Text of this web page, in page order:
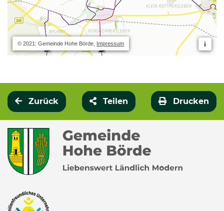
Zurück Teilen Drucken